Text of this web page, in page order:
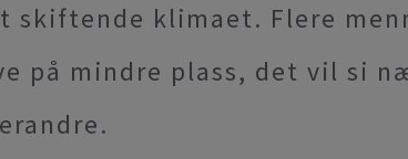
skiftende klimaet. Flere
på mindre plass, det vil si